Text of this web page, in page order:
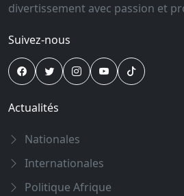
divertissement avec passion et
Suivez-nous
Actualités
Nationales
Internationales
Politique Afrique